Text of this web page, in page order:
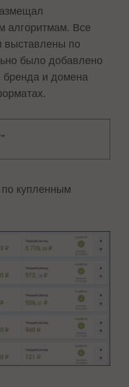
алгоритмам. Все
выставлены по
было добавлено
бренда и домена
купленным